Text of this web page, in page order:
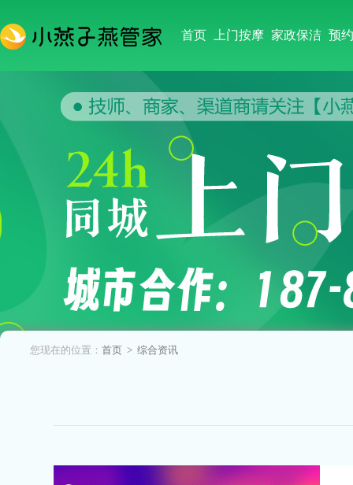
首页 上门按摩 家政保洁 预
您现在的位置： 首页 > 综合资讯